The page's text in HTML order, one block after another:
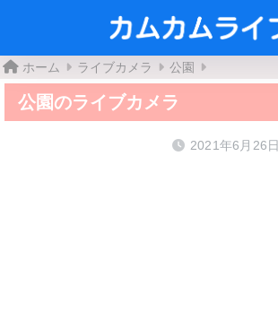
ホーム ライブカメラ 公園
公園のライブカメラ
2021年6月26日